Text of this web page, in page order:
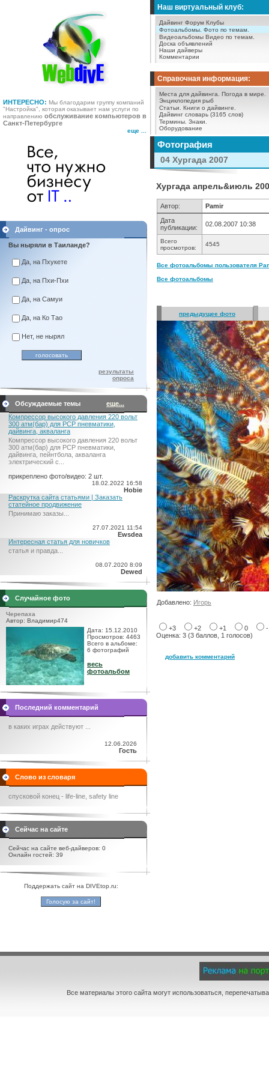
ИНТЕРЕСНО: Мы благодарим группу компаний
"Настройка", которая оказывает нам услуги по
направлению обслуживание компьютеров в
Санкт-Петербурге
еще ...
Наш виртуальный клуб:
Дайвинг Форум Клубы
Фотоальбомы. Фото по темам.
Видеоальбомы Видео по темам.
Доска объявлений
Наши дайверы
Комментарии
Справочная информация:
Места для дайвинга.
Погода в мире.
Энциклопедия рыб
Статьи.
Книги о дайвинге.
Дайвинг словарь (3165 слов)
Термины. Знаки.
Оборудование
Дайвинг - опрос
Вы ныряли в Таиланде?
Да, на Пхукете
Да, на Пхи-Пхи
Да, на Самуи
Да, на Ко Тао
Нет, не нырял
результаты
опроса
Обсуждаемые темы
еще...
Компрессор высокого давления 220 вольт
300 атм(бар) для PCP пневматики,
дайвинга, акваланга
Компрессор высокого давления 220 вольт
300 атм(бар) для PCP пневматики,
дайвинга, пейнтбола, акваланга
электрический c...
прикреплено фото/видео: 2 шт.
18.02.2022 16:58
Hobie
Раскрутка сайта статьями | Заказать
статейное продвижение
Принимаю заказы...
27.07.2021 11:54
Ewsdea
Интересная статья для новичков
статья и правда...
08.07.2020 8:09
Dewed
Случайное фото
Черепаха
Автор: Владимир474
Дата: 15.12.2010
Просмотров: 4463
Всего в альбоме:
6 фотографий
весь
фотоальбом
Последний комментарий
в каких играх действуют ...
12.06.2026
Гость
Слово из словаря
спусковой конец - life-line, safety line
Сейчас на сайте
Сейчас на сайте веб-дайверов: 0
Онлайн гостей: 39
Поддержать сайт на DIVEtop.ru:
Фотография
04 Хургада 2007
Хургада апрель&июль
Автор:
Pamir
Дата
публикации:
02.08.2007 10:38
Всего
просмотров:
4545
Все фотоальбомы пользователя
Все фотоальбомы
предыдущее фото
Добавлено: Игорь
+3 +2 +1 0
Оценка: 3 (3 баллов, 1 голосов)
добавить комментарий
Все материалы этого сайта могут использоваться,